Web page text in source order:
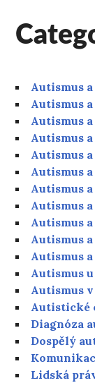
Autismus
Autismus
Autismus
Autismus
Autismus
Autismus
Autismus
Autismus
Autismus
Autismus
Autismus
Autismus
Autismus v
Autistické
Diagnóza
Dospělý
Lidská